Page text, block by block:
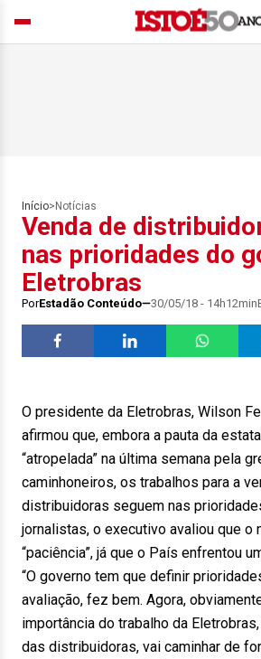
Início> Notícias
Venda de
nas prioridades do
Eletrobras
PorEstadão Conteúdo 30/05/18 - 14h12min
O presidente da Eletrobras, Wilson
afirmou que, embora a pauta da
“atropelada” na última semana pela
caminhoneiros, os trabalhos para a
distribuidoras seguem nas
jornalistas, o executivo avaliou que o
“paciência”, já que o País enfrentou
“O governo tem que definir
avaliação, fez bem. Agora,
importância do trabalho da
das distribuidoras, vai caminhar de